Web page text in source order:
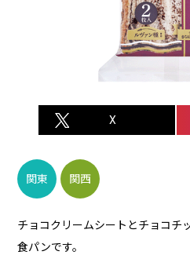
関東 関西
チョコクリームシートとチョコチ
食パンです。
X